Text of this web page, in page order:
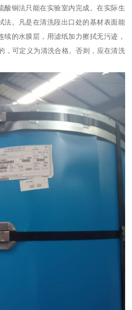
酸铜法只能在实验室内完成。在实际生
法。凡是在清洗段出口处的基材表面能
续的水膜层，用滤纸加力擦拭无污迹，
，可定义为清洗合格。否则，应在清洗